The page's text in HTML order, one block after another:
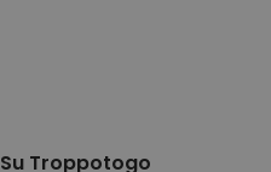
Su Troppotogo